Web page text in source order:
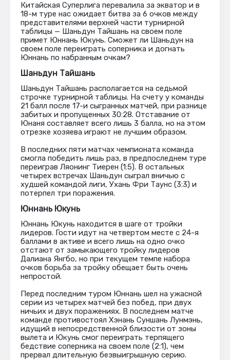
Китайская Суперлига перевалила за экватор и в
18-м туре нас ожидает битва за 6 очков между
представителями верхней части турнирной
таблицы — Шаньдун Тайшань на своем поле
примет Юннань Юкунь. Сможет ли Шаньдун на
своем поле переиграть соперника и догнать
Юннань по набранным очкам?
Шаньдун Тайшань
Шаньдун Тайшань располагается на седьмой
строчке турнирной таблицы. На счету у команды
21 балл после 17-и сыгранных матчей, при разнице
забитых и пропущенных 30:28. Отставание от
Юнаня составляет всего лишь 3 балла, но на этом
отрезке хозяева играют не лучшим образом.
В последних пяти матчах чемпионата команда
смогла победить лишь раз, в предпоследнем туре
переиграв Ляонинг Тиерен (1:5). В остальных
четырех встречах Шаньдун сыграл вничью с
худшей командой лиги, Ухань Фри Таунс (3:3) и
потерпел три поражения.
Юннань Юкунь
Юннань Юкунь находится в шаге от тройки
лидеров. Гости идут на четвертом месте с 24-я
баллами в активе и всего лишь на одно очко
отстают от замыкающего тройку лидеров
Далиана Янгбо, но при текущем темпе набора
очков борьба за тройку обещает быть очень
непростой.
Перед последним туром Юннань шел на ужасной
серии из четырех матчей без побед, при двух
ничьих и двух поражениях. В последнем матче
команде противостоял Хэнань Суншань Лунмэнь,
идущий в непосредственной близости от зоны
вылета и Юкунь смог переиграть терпящего
бедствие соперника на своем поле (2:1), чем
прервал длительную безвыигрышную серию.